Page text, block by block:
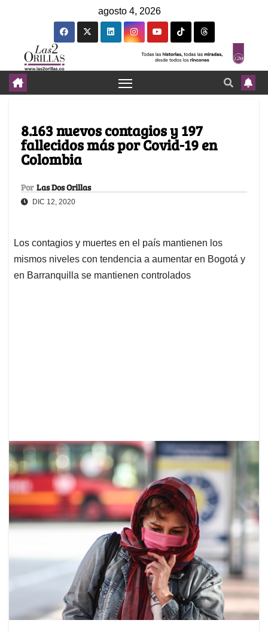
agosto 4, 2026
8.163 nuevos contagios y 197
fallecidos más por Covid-19 en
Colombia
Por Las Dos Orillas
DIC 12, 2020
Los contagios y muertes en el país mantienen los
mismos niveles con tendencia a aumentar en Bogotá y
en Barranquilla se mantienen controlados